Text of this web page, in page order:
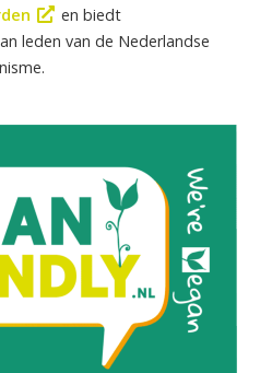
en biedt
leden van de Nederlandse